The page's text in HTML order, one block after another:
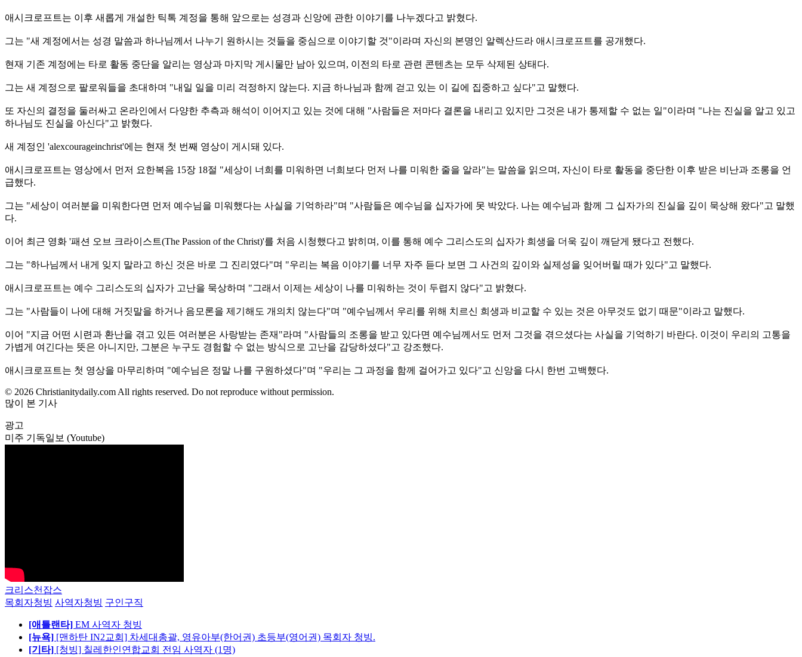
애시크로프트는 이후 새롭게 개설한 틱톡 계정을 통해 앞으로는 성경과 신앙에 관한 이야기를 나누겠다고 밝혔다.
그는 "새 계정에서는 성경 말씀과 하나님께서 나누기 원하시는 것들을 중심으로 이야기할 것"이라며 자신의 본명인 알렉산드라 애시크로프트를 공개했다.
현재 기존 계정에는 타로 활동 중단을 알리는 영상과 마지막 게시물만 남아 있으며, 이전의 타로 관련 콘텐츠는 모두 삭제된 상태다.
그는 새 계정으로 팔로워들을 초대하며 "내일 일을 미리 걱정하지 않는다. 지금 하나님과 함께 걷고 있는 이 길에 집중하고 싶다"고 말했다.
또 자신의 결정을 둘러싸고 온라인에서 다양한 추측과 해석이 이어지고 있는 것에 대해 "사람들은 저마다 결론을 내리고 있지만 그것은 내가 통제할 수 없는 일"이라며 "나는 진실을 알고 있고
하나님도 진실을 아신다"고 밝혔다.
새 계정인 'alexcourageinchrist'에는 현재 첫 번째 영상이 게시돼 있다.
애시크로프트는 영상에서 먼저 요한복음 15장 18절 "세상이 너희를 미워하면 너희보다 먼저 나를 미워한 줄을 알라"는 말씀을 읽으며, 자신이 타로 활동을 중단한 이후 받은 비난과 조롱을 언
급했다.
그는 "세상이 여러분을 미워한다면 먼저 예수님을 미워했다는 사실을 기억하라"며 "사람들은 예수님을 십자가에 못 박았다. 나는 예수님과 함께 그 십자가의 진실을 깊이 묵상해 왔다"고 말했
다.
이어 최근 영화 '패션 오브 크라이스트(The Passion of the Christ)'를 처음 시청했다고 밝히며, 이를 통해 예수 그리스도의 십자가 희생을 더욱 깊이 깨닫게 됐다고 전했다.
그는 "하나님께서 내게 잊지 말라고 하신 것은 바로 그 진리였다"며 "우리는 복음 이야기를 너무 자주 듣다 보면 그 사건의 깊이와 실제성을 잊어버릴 때가 있다"고 말했다.
애시크로프트는 예수 그리스도의 십자가 고난을 묵상하며 "그래서 이제는 세상이 나를 미워하는 것이 두렵지 않다"고 밝혔다.
그는 "사람들이 나에 대해 거짓말을 하거나 음모론을 제기해도 개의치 않는다"며 "예수님께서 우리를 위해 치르신 희생과 비교할 수 있는 것은 아무것도 없기 때문"이라고 말했다.
이어 "지금 어떤 시련과 환난을 겪고 있든 여러분은 사랑받는 존재"라며 "사람들의 조롱을 받고 있다면 예수님께서도 먼저 그것을 겪으셨다는 사실을 기억하기 바란다. 이것이 우리의 고통을
가볍게 여긴다는 뜻은 아니지만, 그분은 누구도 경험할 수 없는 방식으로 고난을 감당하셨다"고 강조했다.
애시크로프트는 첫 영상을 마무리하며 "예수님은 정말 나를 구원하셨다"며 "우리는 그 과정을 함께 걸어가고 있다"고 신앙을 다시 한번 고백했다.
© 2026 Christianitydaily.com All rights reserved. Do not reproduce without permission.
많이 본 기사
광고
미주 기독일보 (Youtube)
크리스천잡스
목회자청빙 사역자청빙 구인구직
[애틀랜타] EM 사역자 청빙
[뉴욕] [맨하탄 IN2교회] 차세대총괄, 영유아부(한어권) 초등부(영어권) 목회자 청빙.
[기타] [청빙] 칠레한인연합교회 전임 사역자 (1명)